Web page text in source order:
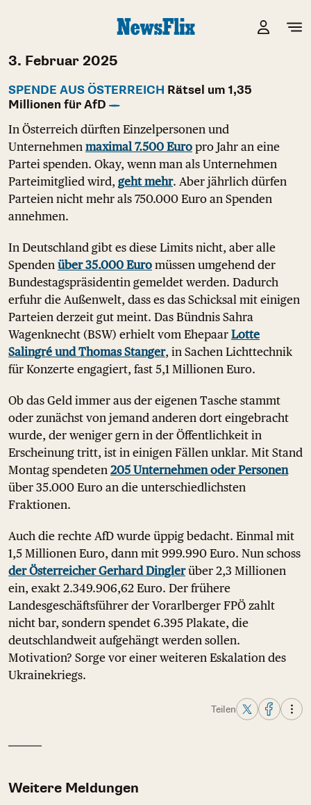
3. Februar 2025
SPENDE AUS ÖSTERREICH Rätsel um 1,35
Millionen für AfD
In Österreich dürften Einzelpersonen und
Unternehmen maximal 7.500 Euro pro Jahr an eine
Partei spenden. Okay, wenn man als Unternehmen
Parteimitglied wird, geht mehr. Aber jährlich dürfen
Parteien nicht mehr als 750.000 Euro an Spenden
annehmen.
In Deutschland gibt es diese Limits nicht, aber alle
Spenden über 35.000 Euro müssen umgehend der
Bundestagspräsidentin gemeldet werden. Dadurch
erfuhr die Außenwelt, dass es das Schicksal mit einigen
Parteien derzeit gut meint. Das Bündnis Sahra
Wagenknecht (BSW) erhielt vom Ehepaar Lotte
Salingré und Thomas Stanger, in Sachen Lichttechnik
für Konzerte engagiert, fast 5,1 Millionen Euro.
Ob das Geld immer aus der eigenen Tasche stammt
oder zunächst von jemand anderen dort eingebracht
wurde, der weniger gern in der Öffentlichkeit in
Erscheinung tritt, ist in einigen Fällen unklar. Mit Stand
Montag spendeten 205 Unternehmen oder Personen
über 35.000 Euro an die unterschiedlichsten
Fraktionen.
Auch die rechte AfD wurde üppig bedacht. Einmal mit
1,5 Millionen Euro, dann mit 999.990 Euro. Nun schoss
der Österreicher Gerhard Dinglerüber 2,3 Millionen
ein, exakt 2.349.906,62 Euro. Der frühere
Landesgeschäftsführer der Vorarlberger FPÖ zahlt
nicht bar, sondern spendet 6.395 Plakate, die
deutschlandweit aufgehängt werden sollen.
Motivation? Sorge vor einer weiteren Eskalation des
Ukrainekriegs.
Teilen
Weitere Meldungen